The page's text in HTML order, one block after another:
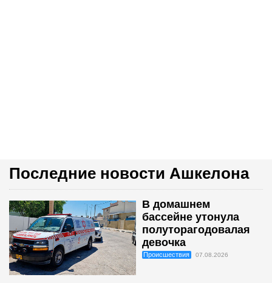
Последние новости Ашкелона
В домашнем
бассейне утонула
полуторагодовалая
девочка
Происшествия 07.08.2026